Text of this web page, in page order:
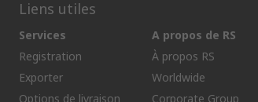
Liens utiles
Services
Registration
Exporter
Options de livraison
A propos de RS
À propos RS
Worldwide
Corporate Group